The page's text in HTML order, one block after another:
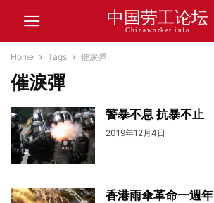
中国劳工论坛
Chinaworker.info
Home Tags 催淚彈
催淚彈
警暴不息 抗暴不止
2019年12月4日
香港雨傘革命一週年